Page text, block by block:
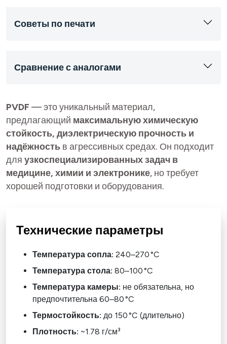
Советы по печати
Сравнение с аналогами
PVDF — это уникальный материал,
предлагающий максимальную химическую
стойкость, диэлектрическую прочность и
надёжность в агрессивных средах. Он подходит
для узкоспециализированных задач в
медицине, химии и электронике, но требует
хорошей подготовки и оборудования.
Технические параметры
Температура сопла: 240–270 °C
Температура стола: 80–100 °C
Температура камеры: не обязательна, но
предпочтительна 60–80 °C
Термостойкость: до 150 °C (длительно)
Плотность: ~1.78 г/см³